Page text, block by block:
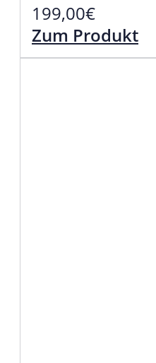
199,00€
Zum Produkt